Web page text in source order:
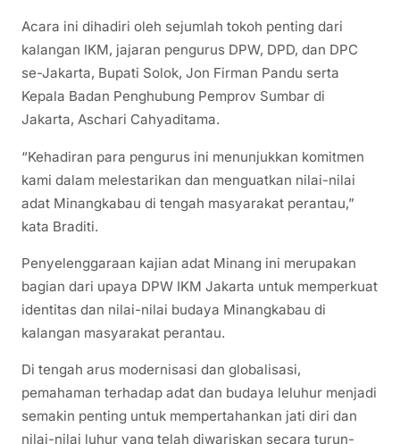
Acara ini dihadiri oleh sejumlah tokoh penting dari
kalangan IKM, jajaran pengurus DPW, DPD, dan DPC
se-Jakarta, Bupati Solok, Jon Firman Pandu serta
Kepala Badan Penghubung Pemprov Sumbar di
Jakarta, Aschari Cahyaditama.
“Kehadiran para pengurus ini menunjukkan komitmen
kami dalam melestarikan dan menguatkan nilai-nilai
adat Minangkabau di tengah masyarakat perantau,”
kata Braditi.
Penyelenggaraan kajian adat Minang ini merupakan
bagian dari upaya DPW IKM Jakarta untuk memperkuat
identitas dan nilai-nilai budaya Minangkabau di
kalangan masyarakat perantau.
Di tengah arus modernisasi dan globalisasi,
pemahaman terhadap adat dan budaya leluhur menjadi
semakin penting untuk mempertahankan jati diri dan
nilai-nilai luhur yang telah diwariskan secara turun-